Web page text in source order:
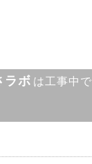
ラボ は工事中で